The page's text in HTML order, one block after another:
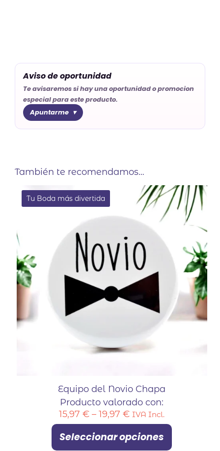
Aviso de oportunidad
Te avisaremos si hay una oportunidad o promocion
especial para este producto.
Apuntarme
También te recomendamos…
Tu Boda más divertida
Equipo del Novio Chapa
Producto valorado con:
15,97€ –19,97€ IVA Incl.
Seleccionar opciones